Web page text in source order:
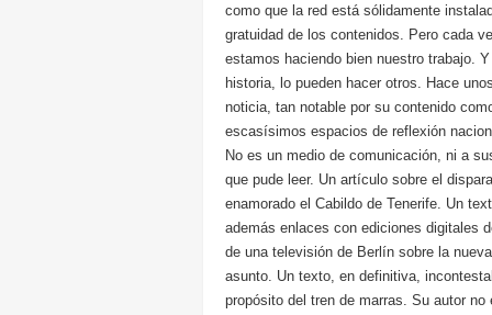
como que la red está sólidamente
gratuidad de los contenidos. Pero cada
estamos haciendo bien nuestro trabajo.
historia, lo pueden hacer otros. Hace
noticia, tan notable por su contenido
escasísimos espacios de reflexión
No es un medio de comunicación, ni a
que pude leer. Un artículo sobre el
enamorado el Cabildo de Tenerife. Un
además enlaces con ediciones digitales
de una televisión de Berlín sobre la
asunto. Un texto, en definitiva,
propósito del tren de marras. Su autor